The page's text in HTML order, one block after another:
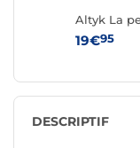
Altyk La
19€95
DESCRIPTIF